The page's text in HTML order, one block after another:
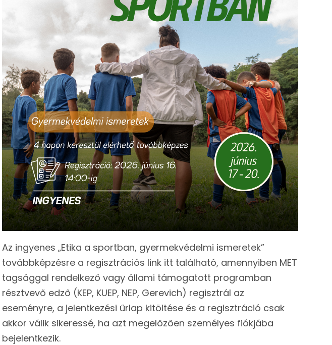
Az ingyenes „Etika a sportban, gyermekvédelmi ismeretek”
továbbképzésre a regisztrációs link itt található, amennyiben MET
tagsággal rendelkező vagy állami támogatott programban
résztvevő edző (KEP, KUEP, NEP, Gerevich) regisztrál az
eseményre, a jelentkezési űrlap kitöltése és a regisztráció csak
akkor válik sikeressé, ha azt megelőzően személyes fiókjába
bejelentkezik.